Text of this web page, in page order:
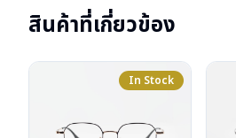
สินค้าที่เกี่ยวข้อง
In Stock